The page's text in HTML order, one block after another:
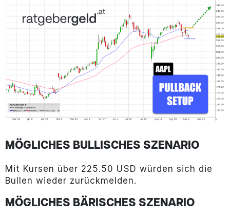
MÖGLICHES BULLISCHES SZENARIO
Mit Kursen über 225.50 USD würden sich die
Bullen wieder zurückmelden.
MÖGLICHES BÄRISCHES SZENARIO